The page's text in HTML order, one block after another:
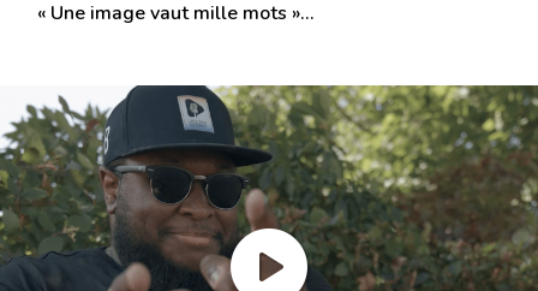
« Une image vaut mille mots »…